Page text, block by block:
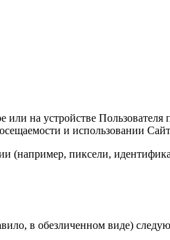
на устройстве
и использовании
(например, пиксели,
в обезличенном виде)